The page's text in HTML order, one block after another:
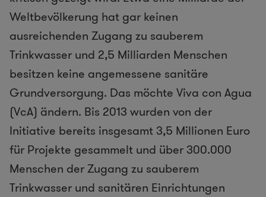
Weltbevölkerung hat gar keinen
ausreichenden Zugang zu sauberem
Trinkwasser und 2,5 Milliarden Menschen
besitzen keine angemessene sanitäre
Grundversorgung. Das möchte Viva con Agua
(VcA) ändern. Bis 2013 wurden von der
Initiative bereits insgesamt 3,5 Millionen Euro
für Projekte gesammelt und über 300.000
Menschen der Zugang zu sauberem
Trinkwasser und sanitären Einrichtungen